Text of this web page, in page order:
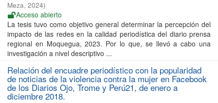
Meza, 2024)
Acceso abierto
La tesis tuvo como objetivo general determinar la percepción del
impacto de las redes en la calidad periodística del diario prensa
regional en Moquegua, 2023. Por lo que, se llevó a cabo una
investigación a nivel descriptivo ...
Relación del encuadre periodístico con la popularidad
de noticias de la violencia contra la mujer en Facebook
de los Diarios Ojo, Trome y Perú21, de enero a
diciembre 2018.